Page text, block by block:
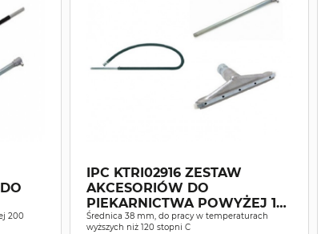
200
IPC KTRI02916 ZESTAW
AKCESORIÓW DO
PIEKARNICTWA POWYŻEJ 120
ST. FI 38MM
Średnica 38 mm, do pracy w temperaturach
wyższych niż 120 stopni C